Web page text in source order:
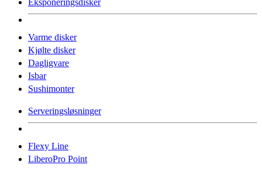
Varme disker
Kjølte disker
Dagligvare
Isbar
Sushimonter
Serveringsløsninger
Flexy Line
LiberoPro Point